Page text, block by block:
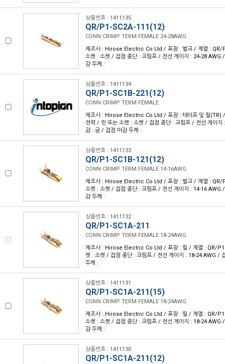
상품번호 : 1411135
QR/P1-SC2A-111(12)
CONN CRIMP TERM FEMALE 24-28AWG
제조사 : Hirose Electric Co Ltd / 포장 : 벌크 / 계열 : QR/
소켓 : 소켓 / 접점 종단 : 크림프 / 전선 게이지 : 24-28 AWG
감 두께 :
상품번호 : 1411134
QR/P1-SC1B-221(12)
CONN CRIMP TERM FEMALE
제조사 : Hirose Electric Co Ltd / 포장 : 테이프 및 릴(TR)
전력 / 핀 또는 소켓 : 소켓 / 접점 종단 : 크림프 / 전선 게이
감 : 금 / 접점 마감 두께 :
상품번호 : 1411133
QR/P1-SC1B-121(12)
CONN CRIMP TERM FEMALE 14-16AWG
제조사 : Hirose Electric Co Ltd / 포장 : 벌크 / 계열 : QR/
소켓 : 소켓 / 접점 종단 : 크림프 / 전선 게이지 : 14-16 AWG
감 두께 :
상품번호 : 1411132
QR/P1-SC1A-211
CONN CRIMP TERM FEMALE 18-24AWG
제조사 : Hirose Electric Co Ltd / 포장 : 릴 / 계열 : QR/P1
켓 : 소켓 / 접점 종단 : 크림프 / 전선 게이지 : 18-24 AWG /
두께 :
상품번호 : 1411131
QR/P1-SC1A-211(15)
CONN CRIMP TERM FEMALE 18-24AWG
제조사 : Hirose Electric Co Ltd / 포장 : 릴 / 계열 : QR/P1
소켓 : 소켓 / 접점 종단 : 크림프 / 전선 게이지 : 18-24 AWG
감 두께 :
상품번호 : 1411130
QR/P1-SC1A-211(12)